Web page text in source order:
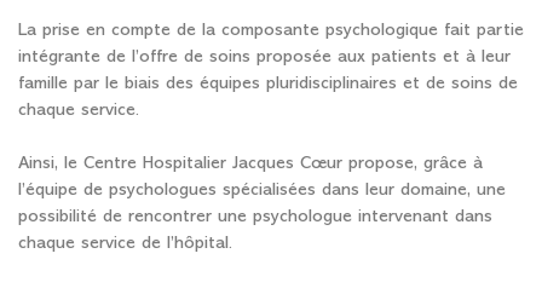
La prise en compte de la composante psychologique fait partie
intégrante de l’offre de soins proposée aux patients et à leur
famille par le biais des équipes pluridisciplinaires et de soins de
chaque service.
Ainsi, le Centre Hospitalier Jacques Cœur propose, grâce à
l’équipe de psychologues spécialisées dans leur domaine, une
possibilité de rencontrer une psychologue intervenant dans
chaque service de l’hôpital.